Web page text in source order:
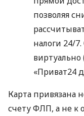
позволяя
налоги 24/
«Приват24
Карта привязана
счету ФЛП, а не к